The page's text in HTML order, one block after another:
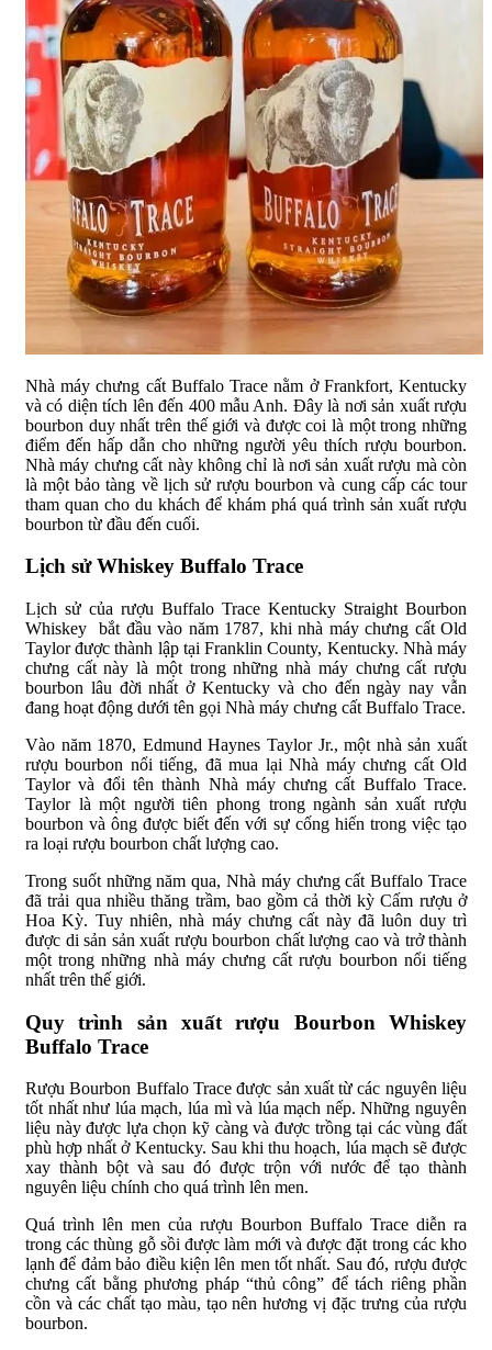
Nhà máy chưng cất Buffalo Trace nằm ở Frankfort, Kentucky
và có diện tích lên đến 400 mẫu Anh. Đây là nơi sản xuất rượu
bourbon duy nhất trên thế giới và được coi là một trong những
điểm đến hấp dẫn cho những người yêu thích rượu bourbon.
Nhà máy chưng cất này không chỉ là nơi sản xuất rượu mà còn
là một bảo tàng về lịch sử rượu bourbon và cung cấp các tour
tham quan cho du khách để khám phá quá trình sản xuất rượu
bourbon từ đầu đến cuối.
Lịch sử Whiskey Buffalo Trace
Lịch sử của rượu Buffalo Trace Kentucky Straight Bourbon
Whiskey bắt đầu vào năm 1787, khi nhà máy chưng cất Old
Taylor được thành lập tại Franklin County, Kentucky. Nhà máy
chưng cất này là một trong những nhà máy chưng cất rượu
bourbon lâu đời nhất ở Kentucky và cho đến ngày nay vẫn
đang hoạt động dưới tên gọi Nhà máy chưng cất Buffalo Trace.
Vào năm 1870, Edmund Haynes Taylor Jr., một nhà sản xuất
rượu bourbon nổi tiếng, đã mua lại Nhà máy chưng cất Old
Taylor và đổi tên thành Nhà máy chưng cất Buffalo Trace.
Taylor là một người tiên phong trong ngành sản xuất rượu
bourbon và ông được biết đến với sự cống hiến trong việc tạo
ra loại rượu bourbon chất lượng cao.
Trong suốt những năm qua, Nhà máy chưng cất Buffalo Trace
đã trải qua nhiều thăng trầm, bao gồm cả thời kỳ Cấm rượu ở
Hoa Kỳ. Tuy nhiên, nhà máy chưng cất này đã luôn duy trì
được di sản sản xuất rượu bourbon chất lượng cao và trở thành
một trong những nhà máy chưng cất rượu bourbon nổi tiếng
nhất trên thế giới.
Quy trình sản xuất rượu Bourbon Whiskey
Buffalo Trace
Rượu Bourbon Buffalo Trace được sản xuất từ các nguyên liệu
tốt nhất như lúa mạch, lúa mì và lúa mạch nếp. Những nguyên
liệu này được lựa chọn kỹ càng và được trồng tại các vùng đất
phù hợp nhất ở Kentucky. Sau khi thu hoạch, lúa mạch sẽ được
xay thành bột và sau đó được trộn với nước để tạo thành
nguyên liệu chính cho quá trình lên men.
Quá trình lên men của rượu Bourbon Buffalo Trace diễn ra
trong các thùng gỗ sồi được làm mới và được đặt trong các kho
lạnh để đảm bảo điều kiện lên men tốt nhất. Sau đó, rượu được
chưng cất bằng phương pháp “thủ công” để tách riêng phần
cồn và các chất tạo màu, tạo nên hương vị đặc trưng của rượu
bourbon.